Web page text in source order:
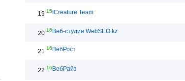
19 15ICreature Team
20 16 Веб-студия WebSEO.kz
21 16 ВебРост
22 16 ВебРайз